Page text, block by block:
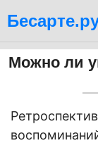
Можно ли